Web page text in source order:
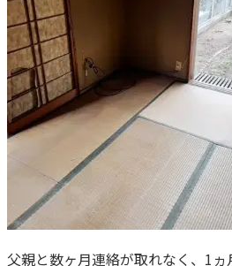
父親と数ヶ月連絡が取れなく、1